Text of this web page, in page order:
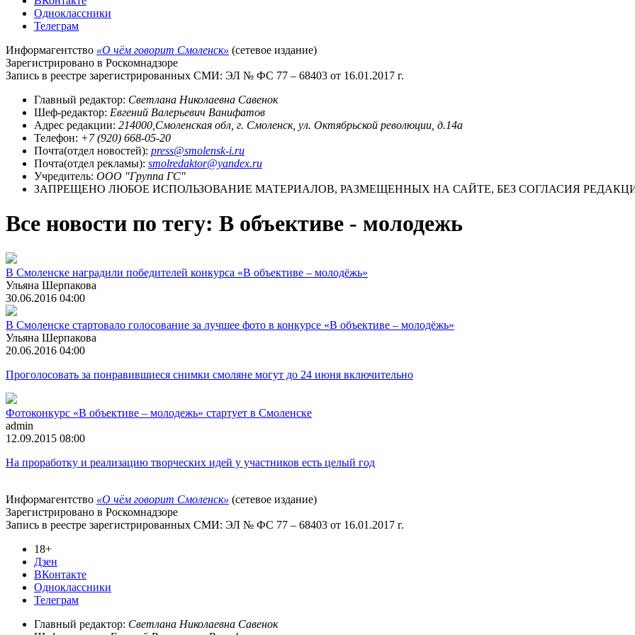
Одноклассники
Телеграм
Информагентство «О чём говорит Смоленск» (сетевое издание)
Зарегистрировано в Роскомнадзоре
Запись в реестре зарегистрированных СМИ: ЭЛ № ФС 77 – 68403 от 16.01.2017 г.
Главный редактор: Светлана Николаевна Савенок
Шеф-редактор: Евгений Валерьевич Ванифатов
Адрес редакции: 214000,Смоленская обл, г. Смоленск, ул. Октябрьской революции, д.14а
Телефон: +7 (920) 668-05-20
Почта(отдел новостей): press@smolensk-i.ru
Почта(отдел рекламы): smolredaktor@yandex.ru
Учредитель: ООО "Группа ГС"
ЗАПРЕЩЕНО ЛЮБОЕ ИСПОЛЬЗОВАНИЕ МАТЕРИАЛОВ, РАЗМЕЩЕННЫХ НА САЙТЕ, БЕЗ СОГЛАСИЯ
Все новости по тегу: В объективе - молодежь
В Смоленске наградили победителей конкурса «В объективе – молодёжь»
Ульяна Шерпакова
30.06.2016 04:00
В Смоленске стартовало голосование за лучшее фото в конкурсе «В объективе – молодёжь»
Ульяна Шерпакова
20.06.2016 04:00
Проголосовать за понравившиеся снимки смоляне могут до 24 июня включительно
Фотоконкурс «В объективе – молодежь» стартует в Смоленске
admin
12.09.2015 08:00
На проработку и реализацию творческих идей у участников есть целый год
Информагентство «О чём говорит Смоленск» (сетевое издание)
Зарегистрировано в Роскомнадзоре
Запись в реестре зарегистрированных СМИ: ЭЛ № ФС 77 – 68403 от 16.01.2017 г.
18+
Дзен
ВКонтакте
Одноклассники
Телеграм
Главный редактор: Светлана Николаевна Савенок